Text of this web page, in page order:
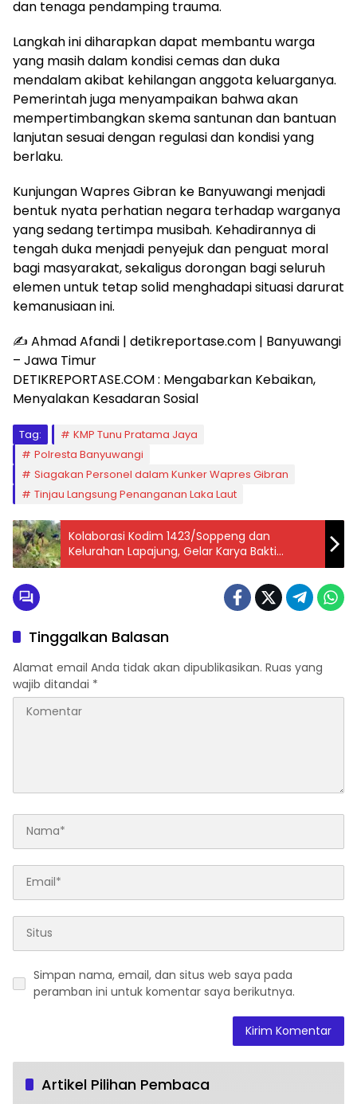
dan tenaga pendamping trauma.
Langkah ini diharapkan dapat membantu warga
yang masih dalam kondisi cemas dan duka
mendalam akibat kehilangan anggota keluarganya.
Pemerintah juga menyampaikan bahwa akan
mempertimbangkan skema santunan dan bantuan
lanjutan sesuai dengan regulasi dan kondisi yang
berlaku.
Kunjungan Wapres Gibran ke Banyuwangi menjadi
bentuk nyata perhatian negara terhadap warganya
yang sedang tertimpa musibah. Kehadirannya di
tengah duka menjadi penyejuk dan penguat moral
bagi masyarakat, sekaligus dorongan bagi seluruh
elemen untuk tetap solid menghadapi situasi darurat
kemanusiaan ini.
✍️ Ahmad Afandi | detikreportase.com | Banyuwangi
– Jawa Timur
DETIKREPORTASE.COM : Mengabarkan Kebaikan,
Menyalakan Kesadaran Sosial
Tag:
KMP Tunu Pratama Jaya
Polresta Banyuwangi
Siagakan Personel dalam Kunker Wapres Gibran
Tinjau Langsung Penanganan Laka Laut
Kolaborasi Kodim 1423/Soppeng dan
Kelurahan Lapajung, Gelar Karya Bakti
Bersihkan Saluran Air dan Sampah
Tinggalkan Balasan
Alamat email Anda tidak akan dipublikasikan. Ruas yang
wajib ditandai *
Simpan nama, email, dan situs web saya pada
peramban ini untuk komentar saya berikutnya.
Artikel Pilihan Pembaca